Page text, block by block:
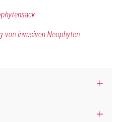
von invasiven Neophyten